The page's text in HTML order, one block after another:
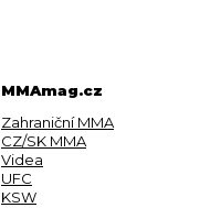
MMAmag.cz
Zahraniční MMA
CZ/SK MMA
Videa
UFC
KSW